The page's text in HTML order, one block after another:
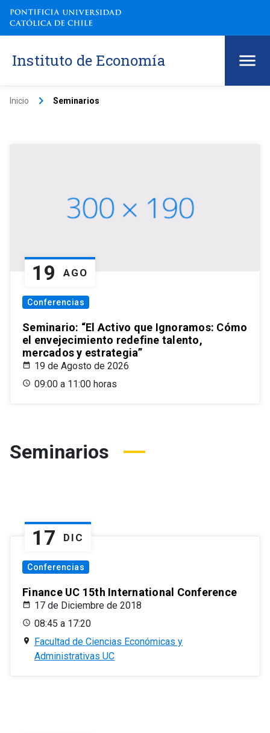
Instituto de Economía
Inicio keyboard_arrow_right Seminarios
19 AGO
Conferencias
Seminario: “El Activo que Ignoramos: Cómo
el envejecimiento redefine talento,
mercados y estrategia”
19 de Agosto de 2026
09:00 a 11:00 horas
Seminarios
17 DIC
Conferencias
Finance UC 15th International Conference
17 de Diciembre de 2018
08:45 a 17:20
Facultad de Ciencias Económicas y
Administrativas UC